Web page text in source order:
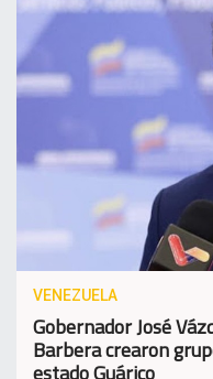
VENEZUELA
Gobernador José
Barbera crearon
estado Guárico